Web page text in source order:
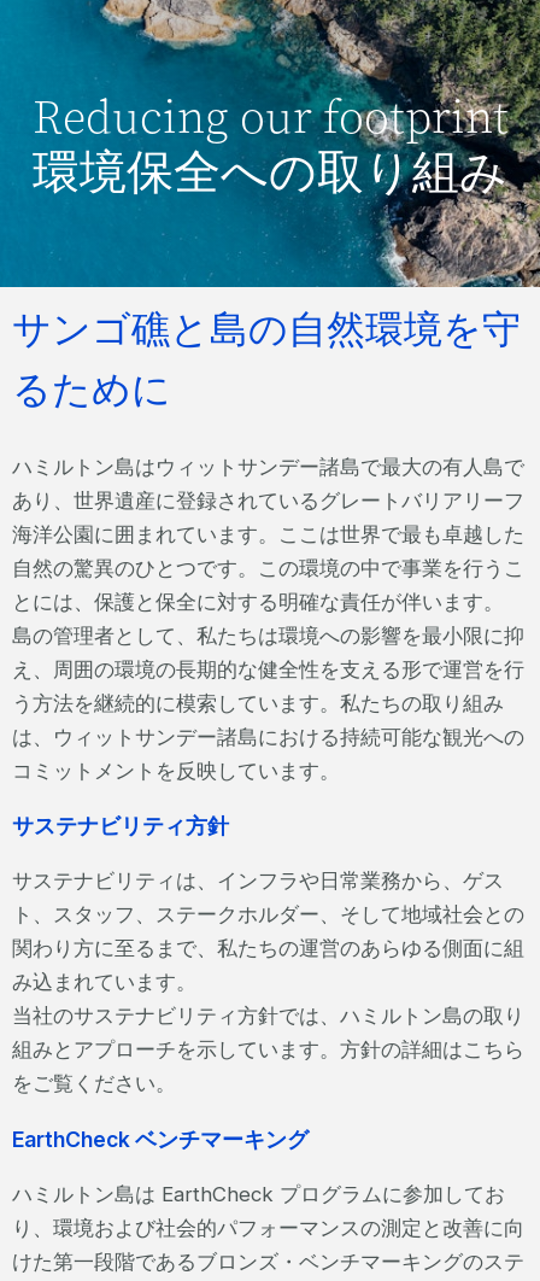
Reducing our footprint
環境保全への取り組み
サンゴ礁と島の自然環境を守
るために
ハミルトン島はウィットサンデー諸島で最大の有人島で
あり、世界遺産に登録されているグレートバリアリーフ
海洋公園に囲まれています。ここは世界で最も卓越した
自然の驚異のひとつです。この環境の中で事業を行うこ
とには、保護と保全に対する明確な責任が伴います。
島の管理者として、私たちは環境への影響を最小限に抑
え、周囲の環境の長期的な健全性を支える形で運営を行
う方法を継続的に模索しています。私たちの取り組み
は、ウィットサンデー諸島における持続可能な観光への
コミットメントを反映しています。
サステナビリティ方針
サステナビリティは、インフラや日常業務から、ゲス
ト、スタッフ、ステークホルダー、そして地域社会との
関わり方に至るまで、私たちの運営のあらゆる側面に組
み込まれています。
当社のサステナビリティ方針では、ハミルトン島の取り
組みとアプローチを示しています。方針の詳細はこちら
をご覧ください。
EarthCheck ベンチマーキング
ハミルトン島は EarthCheck プログラムに参加してお
り、環境および社会的パフォーマンスの測定と改善に向
けた第一段階であるブロンズ・ベンチマーキングのステ